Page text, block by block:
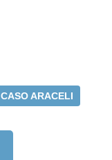
CASO ARACELI